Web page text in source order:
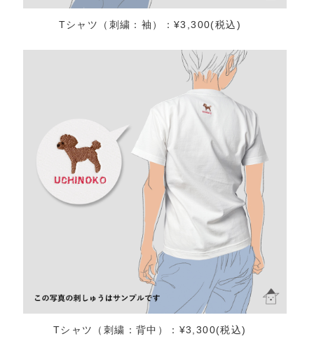
Tシャツ（刺繍：袖）：¥3,300(税込)
Tシャツ（刺繍：背中）：¥3,300(税込)